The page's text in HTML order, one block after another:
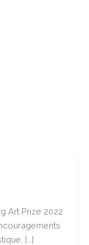
Art Prize 2022
[…]